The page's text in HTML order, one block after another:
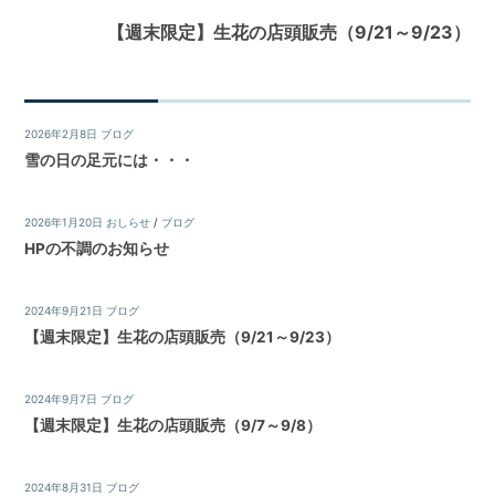
シ
ョ
ン
【週末限定】生花の店頭販売（9/21～9/23）
2026年2月8日 ブログ
雪の日の足元には・・・
2026年1月20日 おしらせ / ブログ
HPの不調のお知らせ
2024年9月21日 ブログ
【週末限定】生花の店頭販売（9/21～9/23）
2024年9月7日 ブログ
【週末限定】生花の店頭販売（9/7～9/8）
2024年8月31日 ブログ